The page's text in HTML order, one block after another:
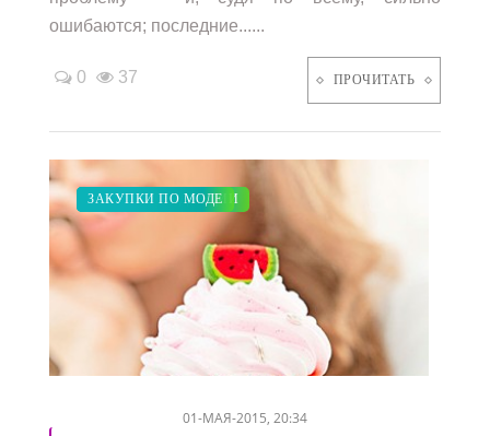
ошибаются; последние......
0 37 ПРОЧИТАТЬ
МОДНЫЕ ТЕНДЕНЦИИ
/
ПОКАЗЫ
/
ДИЕТА
ЗАКУПКИ ПО МОДЕ
01-МАЯ-2015, 20:34